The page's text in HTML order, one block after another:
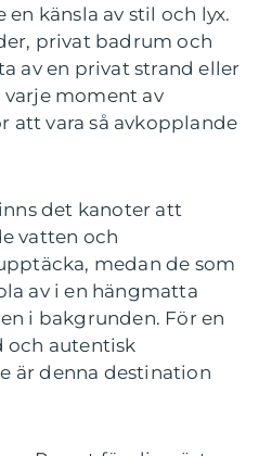
känsla av stil och lyx.
privat badrum och
av en privat strand eller
varje moment av
att vara så avkopplande
det kanoter att
vatten och
medan de som
av i en hängmatta
i bakgrunden. För en
och autentisk
är denna destination